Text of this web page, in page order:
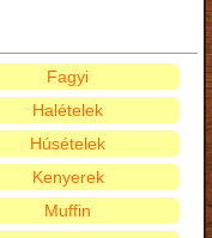
Fagyi
Halételek
Húsételek
Kenyerek
Muffin